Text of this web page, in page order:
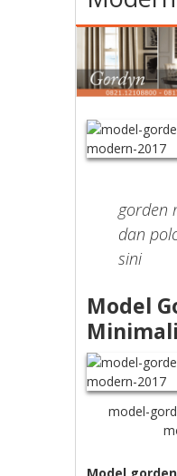
gorden
dan
sini
Model
model-